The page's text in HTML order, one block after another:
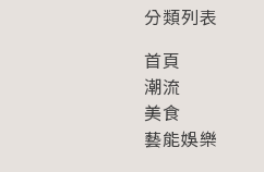
分類列表
首頁
潮流
美食
藝能娛樂